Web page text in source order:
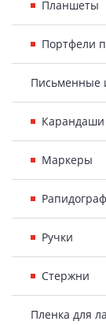
Планшеты
Портфели
Письменные
Маркеры
Ручки
Стержни
Пленка для